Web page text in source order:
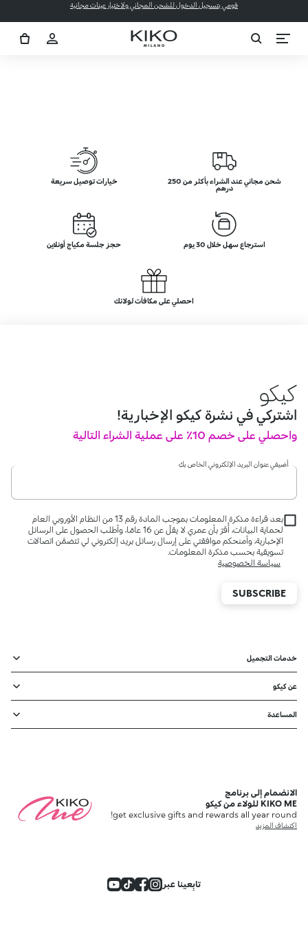
قومي بتسجيل الدخول للشحن المجاني ولاختيار عينات مجانية
شحن مجاني عند الشراء بأكثر من 250
درهم
خيارات توصيل سريعة
استرجاع سهل خلال 30 يوم حجز جلسة مكياج أونلاين
احصلي على مكافآت لولائك
كيكو
اشتركي في نشرة كيكو الإخبارية!
واحصلي على خصم 10٪ على عملية الشراء التالية
أضيفي عنوان البريد الإلكتروني الخاص بكِ
بعد قراءة مذكرة المعلومات بموجب المادة رقم 13 من النظام الأوروبي العام
لحماية البيانات، أُقرّ بأن عمري لا يقلّ عن 16 عامًا، وأطلب الحصول على الرسائل
الإخبارية، وأمنحكم موافقتي على إرسال رسائل بريد إلكتروني لي تتضمَّن اتصالات
تسويقية بحسب مذكرة المعلومات.
سياسة الخصوصية
SUBSCRIBE
خدمات التجميل
عن كيكو
المساعدة
الانضمام إلى برنامج
KIKO ME للولاء من كيكو
get exclusive gifts and rewards all year round!
اكتشاف المزيد
تابِعينا عبر